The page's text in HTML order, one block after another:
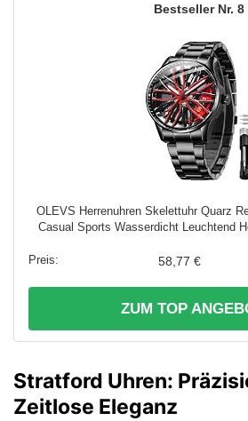
8
OLEVS Herrenuhren Skelettuhr Quarz
Casual Sports Wasserdicht Leuchtend
58,77 €
ZUM TOP
Stratford Uhren:
Zeitlose Eleganz